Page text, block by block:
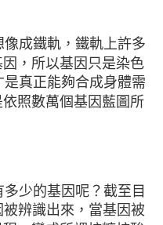
成鐵軌，鐵軌上許多
，所以基因只是染色
真正能夠合成身體需
照數萬個基因藍圖所
少的基因呢？截至目
辨識出來，當基因被